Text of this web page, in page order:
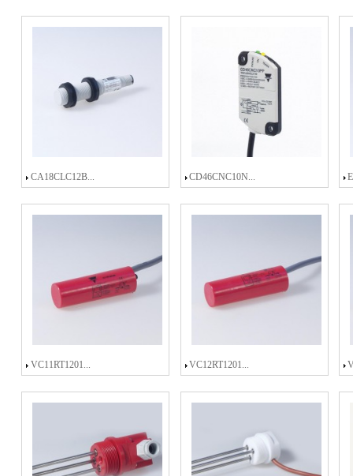
CA18CLC12B... CD46CNC10N...
VC11RT1201... VC12RT1201...